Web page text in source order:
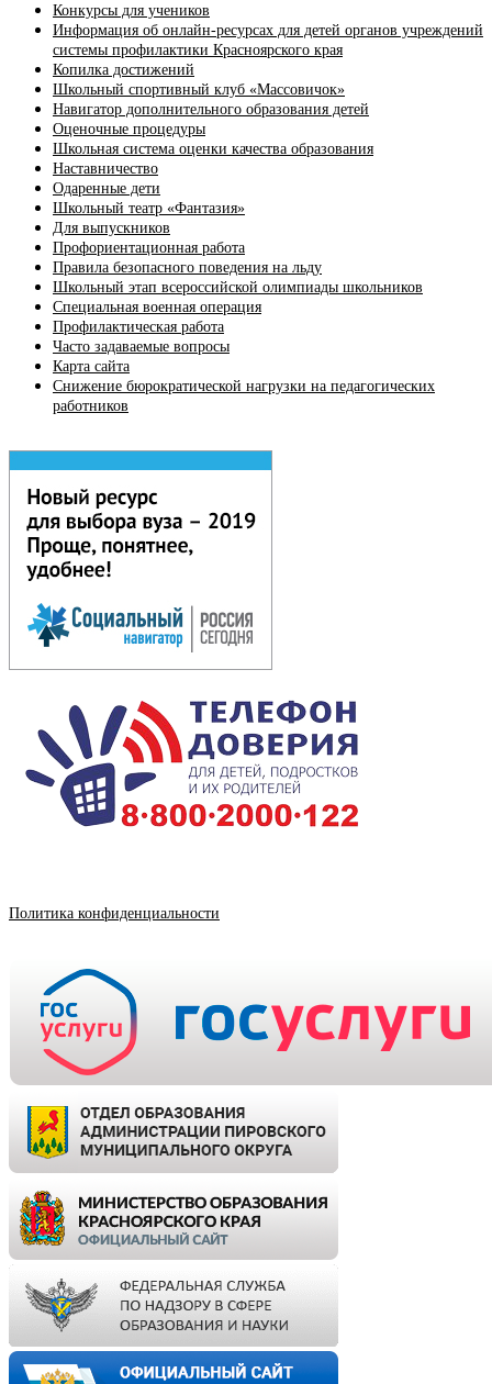
Конкурсы для учеников
Информация об онлайн-ресурсах для детей органов учреждений
системы профилактики Красноярского края
Копилка достижений
Школьный спортивный клуб «Массовичок»
Навигатор дополнительного образования детей
Оценочные процедуры
Школьная система оценки качества образования
Наставничество
Одаренные дети
Школьный театр «Фантазия»
Для выпускников
Профориентационная работа
Правила безопасного поведения на льду
Школьный этап всероссийской олимпиады школьников
Специальная военная операция
Профилактическая работа
Часто задаваемые вопросы
Карта сайта
Снижение бюрократической нагрузки на педагогических
работников
Политика конфиденциальности